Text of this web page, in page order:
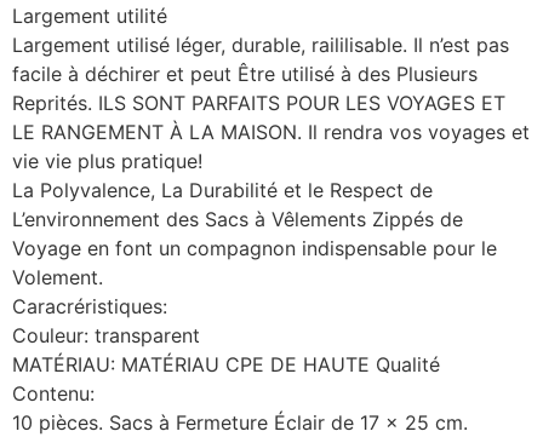
Largement utilité
Largement utilisé léger, durable, raililisable. Il n’est pas
facile à déchirer et peut Être utilisé à des Plusieurs
Reprités. ILS SONT PARFAITS POUR LES VOYAGES ET
LE RANGEMENT À LA MAISON. Il rendra vos voyages et
vie vie plus pratique!
La Polyvalence, La Durabilité et le Respect de
L’environnement des Sacs à Vêlements Zippés de
Voyage en font un compagnon indispensable pour le
Volement.
Caracréristiques:
Couleur: transparent
MATÉRIAU: MATÉRIAU CPE DE HAUTE Qualité
Contenu:
10 pièces. Sacs à Fermeture Éclair de 17 x 25 cm.